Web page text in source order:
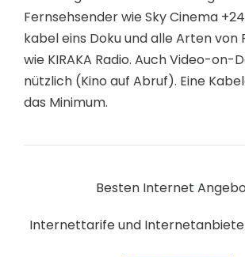
Fernsehsender wie Sky Cinema
kabel eins Doku und alle Arten von
wie KIRAKA Radio. Auch Video-on-
nützlich (Kino auf Abruf). Eine
das Minimum.
Besten Internet
Internettarife und